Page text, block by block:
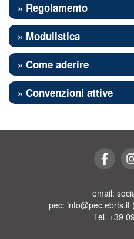
» Regolamento
» Modulistica
» Come aderire
» Convenzioni attive
email:
pec: info@pec.ebrts.it
Tel. +39